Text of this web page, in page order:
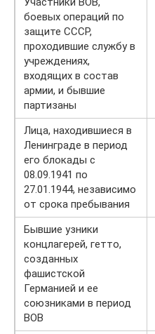
боевых операций по
защите СССР,
проходившие службу в
учреждениях,
входящих в состав
армии, и бывшие
партизаны
Лица, находившиеся в
Ленинграде в период
его блокады с
08.09.1941 по
27.01.1944, независимо
от срока пребывания
Бывшие узники
концлагерей, гетто,
созданных
фашистской
Германией и ее
союзниками в период
ВОВ